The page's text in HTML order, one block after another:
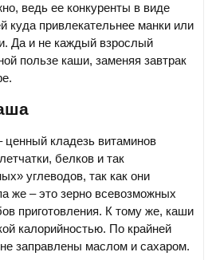
ведь ее конкуренты в виде
куда привлекательнее манки или
Да и не каждый взрослый
пользе каши, заменяя завтрак
кладезь витаминов
белков и так
углеводов, так как они
же – это зерно всевозможных
приготовления. К тому же, каши
калорийностью. По крайней
заправлены маслом и сахаром.